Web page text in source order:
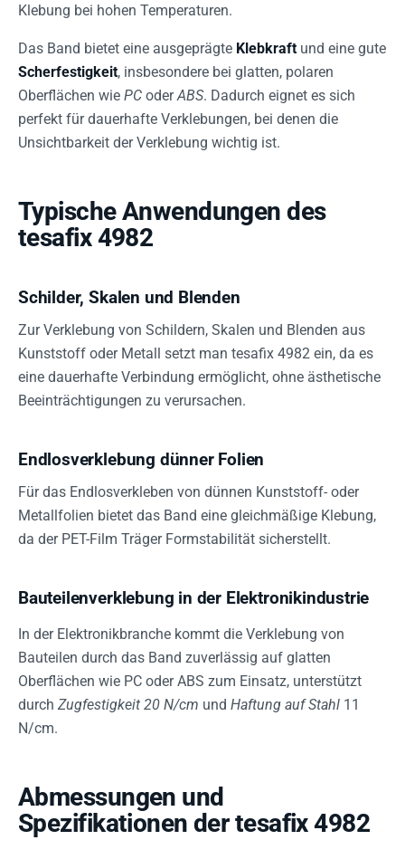
Klebung bei hohen Temperaturen.
Das Band bietet eine ausgeprägte Klebkraft und eine gute
Scherfestigkeit, insbesondere bei glatten, polaren
Oberflächen wie PC oderABS. Dadurch eignet es sich
perfekt für dauerhafte Verklebungen, bei denen die
Unsichtbarkeit der Verklebung wichtig ist.
Typische Anwendungen des
tesafix 4982
Schilder, Skalen und Blenden
Zur Verklebung von Schildern, Skalen und Blenden aus
Kunststoff oder Metall setzt man tesafix 4982 ein, da es
eine dauerhafte Verbindung ermöglicht, ohne ästhetische
Beeinträchtigungen zu verursachen.
Endlosverklebung dünner Folien
Für das Endlosverkleben von dünnen Kunststoff- oder
Metallfolien bietet das Band eine gleichmäßige Klebung,
da der PET-Film Träger Formstabilität sicherstellt.
Bauteilenverklebung in der Elektronikindustrie
In der Elektronikbranche kommt die Verklebung von
Bauteilen durch das Band zuverlässig auf glatten
Oberflächen wie PC oder ABS zum Einsatz, unterstützt
durch Zugfestigkeit 20 N/cm und Haftung auf Stahl 11
N/cm.
Abmessungen und
Spezifikationen der tesafix 4982